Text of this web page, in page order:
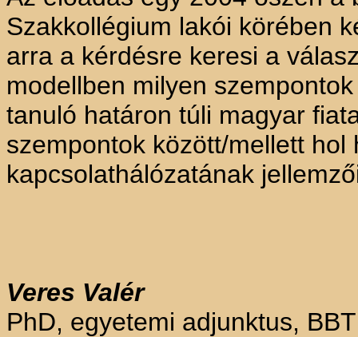
Szakkollégium lakói körében
arra a kérdésre keresi a
modellben milyen
tanuló határon túli magyar
szempontok között/mellett
kapcsolathálózatának
Veres Valér
PhD, egyetemi adjunktus,